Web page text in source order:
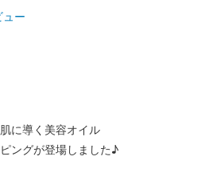
ュー
に導く美容オイル
ングが登場しました♪